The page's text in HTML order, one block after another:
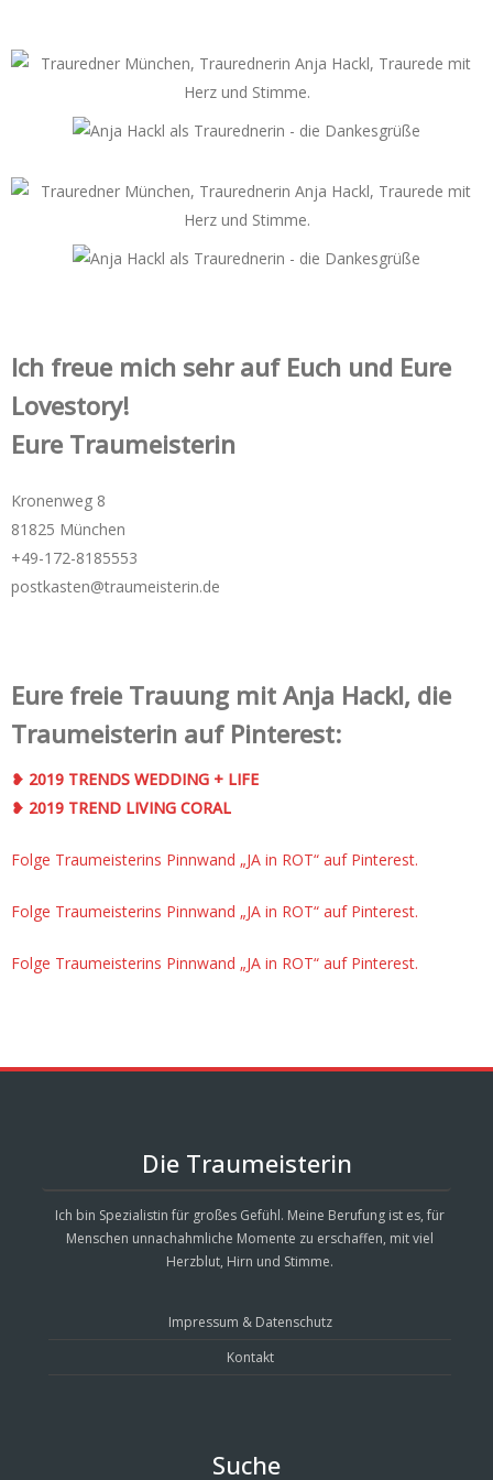
Ich freue mich sehr auf Euch und Eure
Lovestory!
Eure Traumeisterin
Kronenweg 8
81825 München
+49-172-­8185553
postkasten@traumeisterin.de
Eure freie Trauung mit Anja Hackl, die
Traumeisterin auf Pinterest:
❥ 2019 TRENDS WEDDING + LIFE
❥ 2019 TREND LIVING CORAL
Folge Traumeisterins Pinnwand „JA in ROT“ auf Pinterest.
Folge Traumeisterins Pinnwand „JA in ROT“ auf Pinterest.
Folge Traumeisterins Pinnwand „JA in ROT“ auf Pinterest.
Die Traumeisterin
Ich bin Spezialistin für großes Gefühl. Meine Berufung ist es, für
Menschen unnachahmliche Momente zu erschaffen, mit viel
Herzblut, Hirn und Stimme.
Impressum & Datenschutz
Kontakt
Suche